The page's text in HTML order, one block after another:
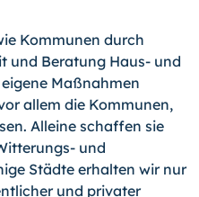
Kommunen durch
und Be­ratung Haus- und
Maßnahmen
allem die Kommunen,
Alleine schaffen sie
und
Städte er­halten wir nur
und privater